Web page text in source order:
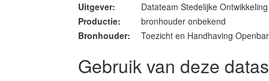
Uitgever:
Datateam Stedelijke
Productie:
bronhouder onbekend
Bronhouder:
Toezicht en Handhaving
Gebruik van deze